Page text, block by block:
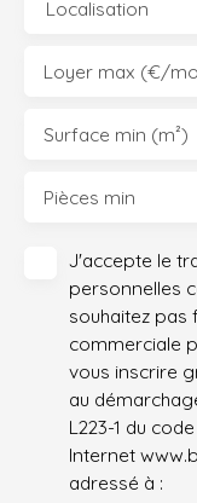
Localisation
Loyer max (€/
Surface min (m²)
Pièces min
J'accepte le
personnelles
souhaitez
commerciale
vous inscrire
au
L223-1 du
Internet
adressé à :